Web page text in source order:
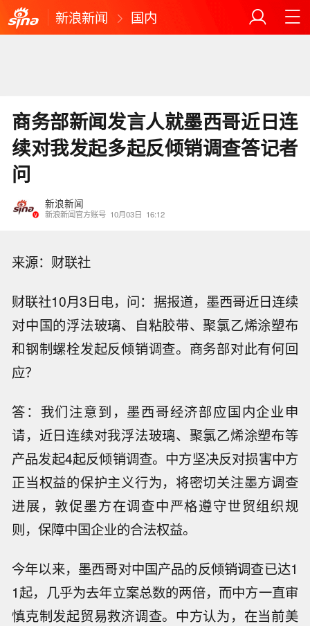
新浪新闻 国内
商务部新闻发言人就墨西哥近日连
续对我发起多起反倾销调查答记者
问
新浪新闻
新浪新闻官方账号 10月03日 16:12
来源：财联社
财联社10月3日电，问：据报道，墨西哥近日连续
对中国的浮法玻璃、自粘胶带、聚氯乙烯涂塑布
和钢制螺栓发起反倾销调查。商务部对此有何回
应？
答：我们注意到，墨西哥经济部应国内企业申
请，近日连续对我浮法玻璃、聚氯乙烯涂塑布等
产品发起4起反倾销调查。中方坚决反对损害中方
正当权益的保护主义行为，将密切关注墨方调查
进展，敦促墨方在调查中严格遵守世贸组织规
则，保障中国企业的合法权益。
今年以来，墨西哥对中国产品的反倾销调查已达1
1起，几乎为去年立案总数的两倍，而中方一直审
慎克制发起贸易救济调查。中方认为，在当前美